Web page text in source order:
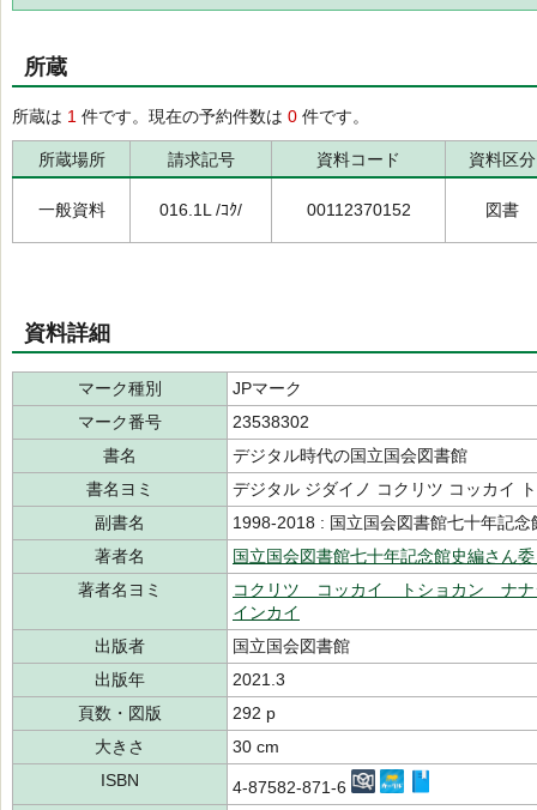
所蔵
所蔵は 1 件です。現在の予約件数は 0 件です。
所蔵場所 請求記号 資料コード 資料区分
一般資料 016.1L /ｺｸ/ 00112370152 図書
資料詳細
マーク種別
JPマーク
マーク番号
23538302
書名
デジタル時代の国立国会図書館
書名ヨミ
デジタル ジダイノ コクリツ コッカイ
副書名
1998-2018 : 国立国会図書館七十年記念
著者名
国立国会図書館七十年記念館史編さん
著者名ヨミ
コクリツ コッカイ トショカン ナ
インカイ
出版者
国立国会図書館
出版年
2021.3
頁数・図版
292 p
大きさ
30 cm
ISBN
4-87582-871-6